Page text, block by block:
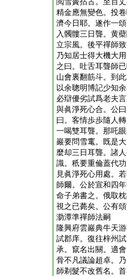
精金應無變色。投
濟今日耶。遂作一
入髑髏三日聾。黄
立宗風。後平禪師
乃知居士得大機大
之曰。吐舌耳聾師
山會裏翻筋斗。到
以余聰明博記少知
必辯優劣試爲老夫
與眞淨死心合。公
曰。客情歩歩隨人
一喝雙耳聾。那吒
巖要問雪竃。既是
麼却三日耳聾。諸
識。秖要重倫蓋代
見眞淨死心用處。
師爾。公於宣和四
命子弟書之。俄取
視之已薨矣。公有
泐潭準禪師法嗣
隆興府雲巖典牛天
試郡庠。復往梓州
承。竄名出關。適
骨不凡議論超卓。
師剃髮不改舊名。